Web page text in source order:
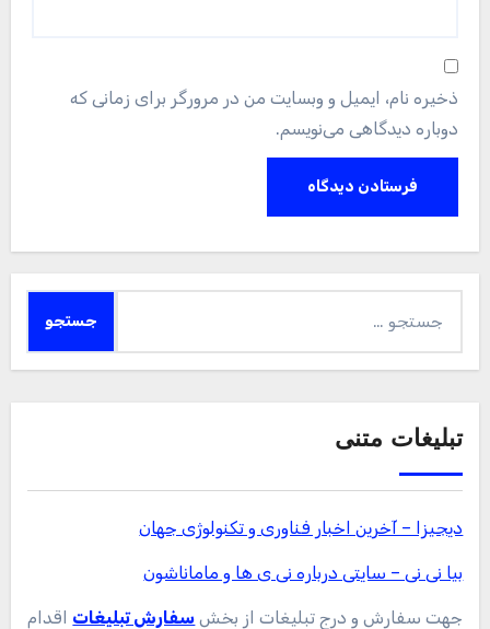
ذخیره نام، ایمیل و وبسایت من در مرورگر برای زمانی که
دوباره دیدگاهی می‌نویسم.
برای:
تبلیغات متنی
دیجیزا – آخرین اخبار فناوری و تکنولوژی جهان
بیا نی نی – سایتی درباره نی ی ها و ماماناشون
جهت سفارش و درج تبلیغات از بخش سفارش تبلیغات اقدام